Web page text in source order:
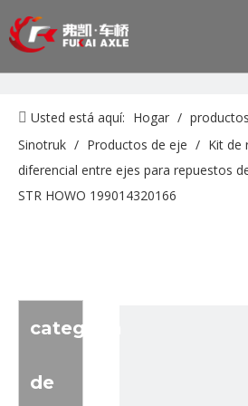
Usted está aquí: Hogar / productos
Sinotruk / Productos de eje / Kit de
diferencial entre ejes para repuestos
STR HOWO 199014320166
categoria
de